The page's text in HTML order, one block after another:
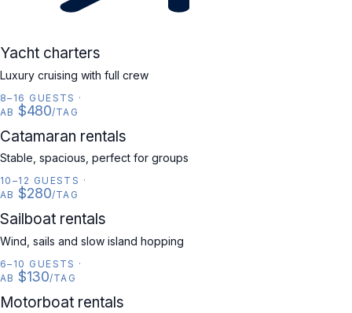
YACHT
Yacht charters
Luxury cruising with full crew
8–16 GUESTS ·
AB $480/TAG
CATAMARAN
Catamaran rentals
Stable, spacious, perfect for groups
10–12 GUESTS ·
AB $280/TAG
SAILBOAT
Sailboat rentals
Wind, sails and slow island hopping
6–10 GUESTS ·
AB $130/TAG
MOTORBOAT
Motorboat rentals